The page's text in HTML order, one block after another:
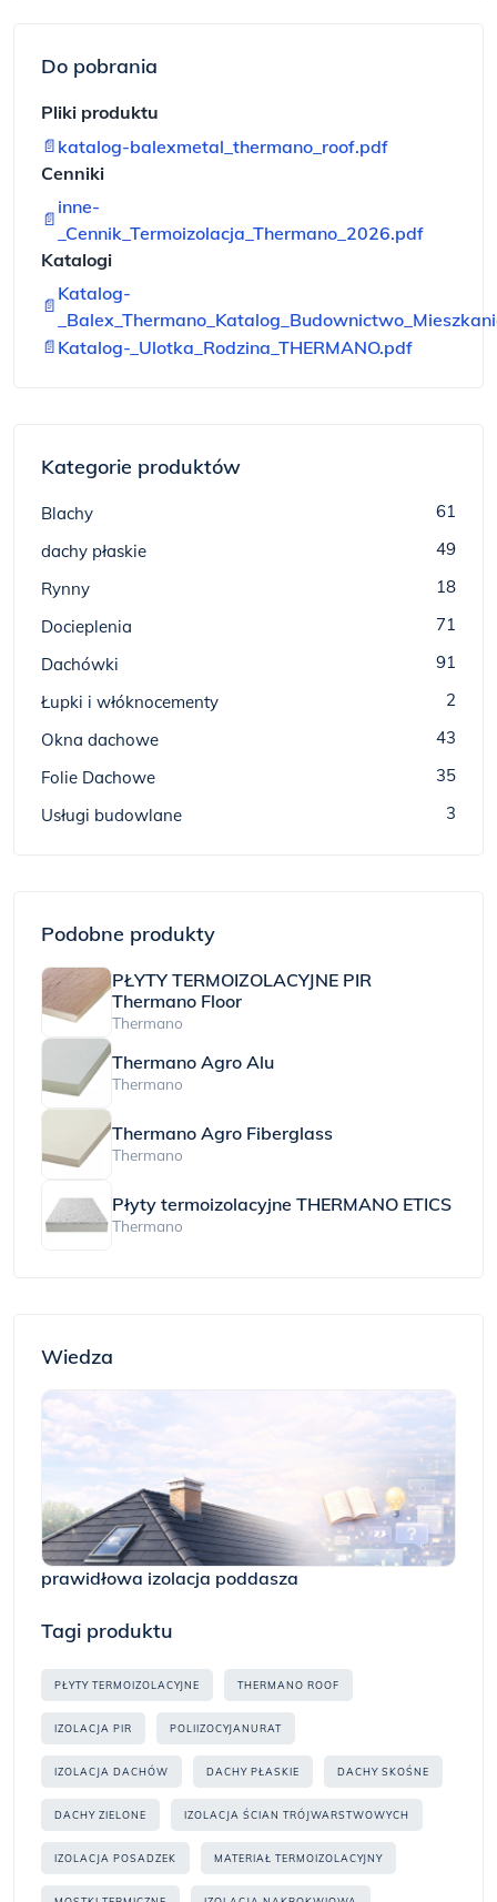
Do pobrania
Pliki produktu
📄 katalog-balexmetal_thermano_roof.pdf
Cenniki
📄
inne-
_Cennik_Termoizolacja_Thermano_2026.pdf
Katalogi
📄
Katalog-
📄 Katalog-_Ulotka_Rodzina_THERMANO.pdf
Kategorie produktów
Blachy
61
dachy płaskie
49
Rynny
18
Docieplenia
71
Dachówki
91
Łupki i włóknocementy
2
Okna dachowe
43
Folie Dachowe
35
Usługi budowlane
3
Podobne produkty
PŁYTY TERMOIZOLACYJNE PIR
Thermano Floor
Thermano
Thermano Agro Alu
Thermano
Thermano Agro Fiberglass
Thermano
Płyty termoizolacyjne THERMANO ETICS
Thermano
Wiedza
prawidłowa izolacja poddasza
Tagi produktu
PŁYTY TERMOIZOLACYJNE THERMANO ROOF
IZOLACJA PIR POLIIZOCYJANURAT
IZOLACJA DACHÓW DACHY PŁASKIE DACHY SKOŚNE
DACHY ZIELONE IZOLACJA ŚCIAN TRÓJWARSTWOWYCH
IZOLACJA POSADZEK MATERIAŁ TERMOIZOLACYJNY